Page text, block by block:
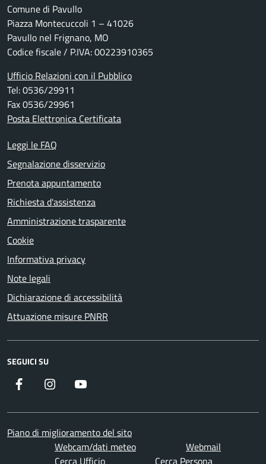
Comune di Pavullo
Piazza Montecuccoli 1 – 41026
Pavullo nel Frignano, MO
Codice fiscale / P.IVA: 00223910365
Ufficio Relazioni con il Pubblico
Tel: 0536/29911
Fax 0536/29961
Posta Elettronica Certificata
Leggi le FAQ
Segnalazione disservizio
Prenota appuntamento
Richiesta d'assistenza
Amministrazione trasparente
Cookie
Informativa privacy
Note legali
Dichiarazione di accessibilità
Attuazione misure PNRR
SEGUICI SU
Facebook Instagram
Piano di miglioramento del sito
Webcam/dati meteo
Webmail
Cerca Ufficio
Cerca Persona